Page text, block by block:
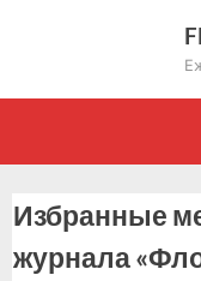
Избранные
журнала